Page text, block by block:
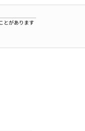
とがあります